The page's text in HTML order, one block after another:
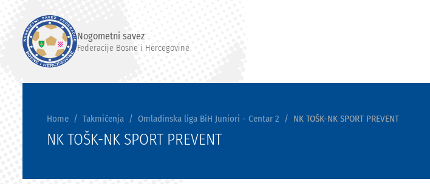
Nogometni savez
Federacije Bosne i Hercegovine
Home Takmičenja Omladinska liga BiH Juniori - Centar 2 NK TOŠK-NK SPORT PREVENT
NK TOŠK-NK SPORT PREVENT